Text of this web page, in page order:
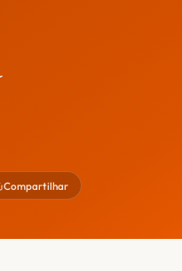
Compartilhar